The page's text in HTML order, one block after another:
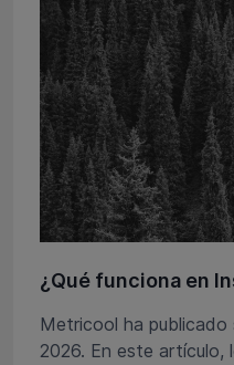
¿Qué funciona en
Metricool ha publicado
2026. En este artículo,